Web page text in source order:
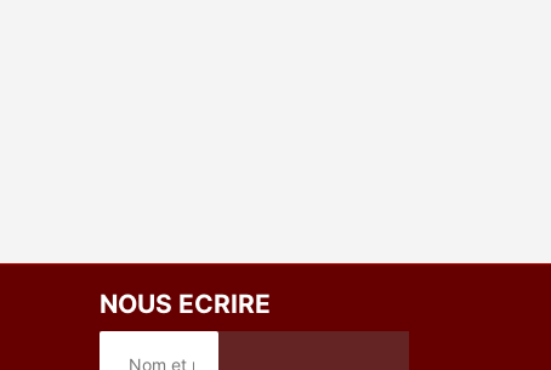
NOUS ECRIRE